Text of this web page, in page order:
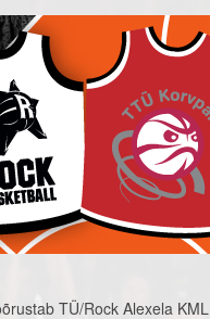
TÜ/Rock Alexela